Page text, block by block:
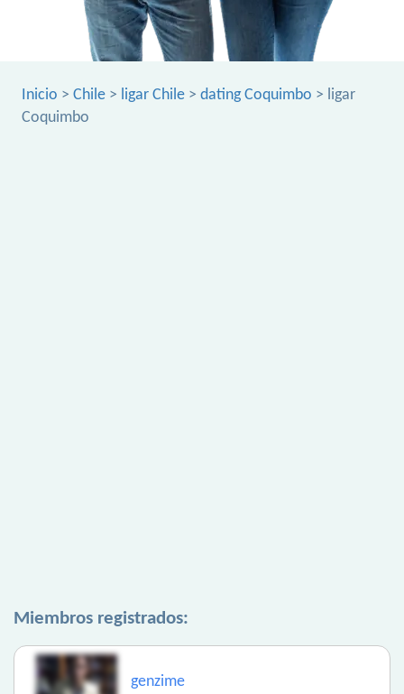
Inicio > Chile > ligar Chile > dating Coquimbo > ligar
Coquimbo
Miembros registrados:
genzime